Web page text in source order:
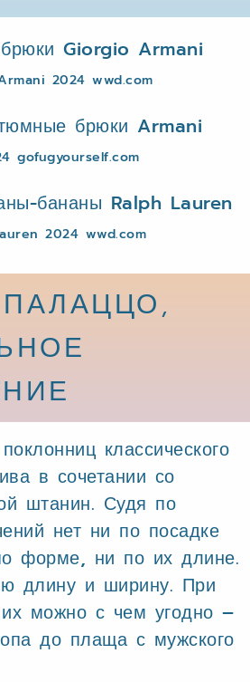
2024 wwd.com
gofugyourself.com
2024 wwd.com
классического
в сочетании со
штанин. Судя по
нет ни по посадке
форме, ни по их длине.
длину и ширину. При
их можно с чем угодно –
до плаща с мужского